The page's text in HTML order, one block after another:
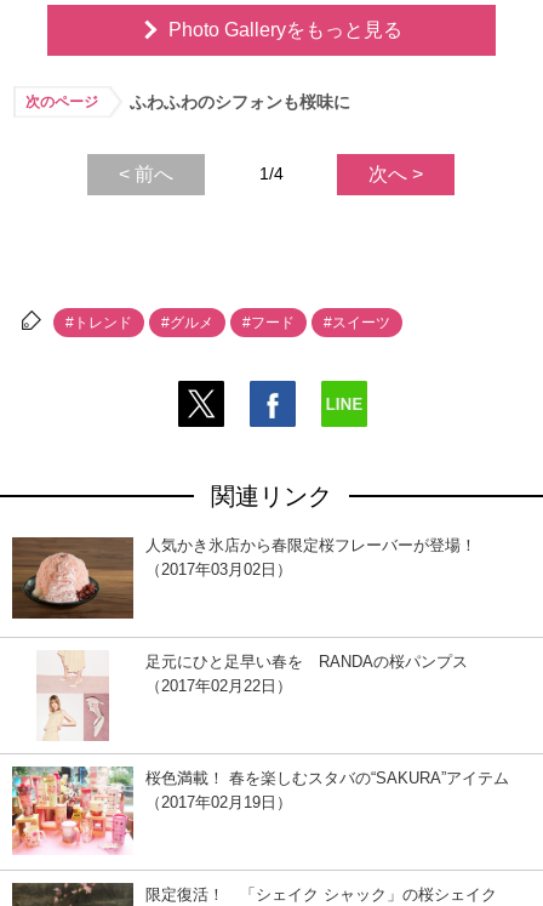
Photo Galleryをもっと見る
次のページ ふわふわのシフォンも桜味に
< 前へ 1/4 次へ >
#トレンド #グルメ #フード #スイーツ
関連リンク
人気かき氷店から春限定桜フレーバーが登場！
（2017年03月02日）
足元にひと足早い春を RANDAの桜パンプス
（2017年02月22日）
桜色満載！ 春を楽しむスタバの“SAKURA”アイテム
（2017年02月19日）
限定復活！ 「シェイク シャック」の桜シェイク